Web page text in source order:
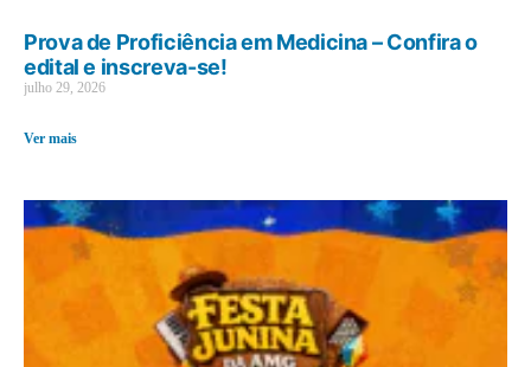
Prova de Proficiência em Medicina – Confira o
edital e inscreva-se!
julho 29, 2026
Ver mais